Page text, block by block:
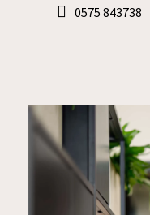
LUC OONK